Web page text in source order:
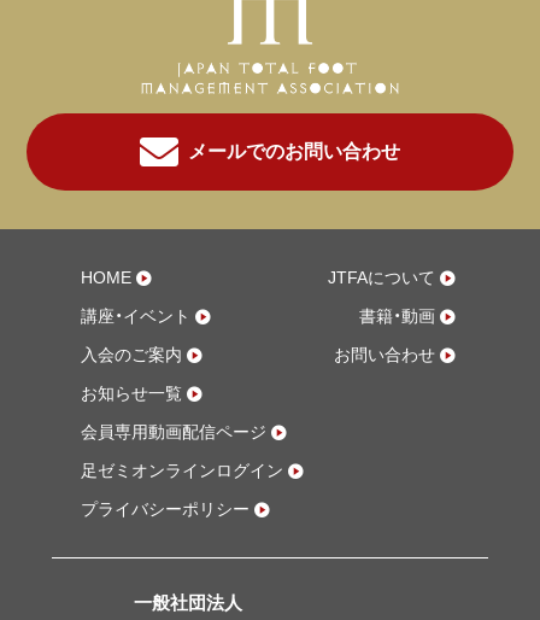
①当協会主催の講演会、その他イベントを会員特
別価格にてご参加
②当協会主催のセミナーを会員価格特別価格に
の加入
①協会会員専用「フットケア業務賠償責任保険」
の加入
(3) 法人会員
②当協会主催の講演会、その他イベントを3名ま
で会員特別価格にてご参加
④会員限定無料動画配信サービスの閲覧
メールでのお問い合わせ
HOME
JTFAについて
講座・イベント
書籍・動画
入会のご案内
お問い合わせ
お知らせ一覧
会員専用動画配信ページ
足ゼミオンラインログイン
プライバシーポリシー
一般社団法人